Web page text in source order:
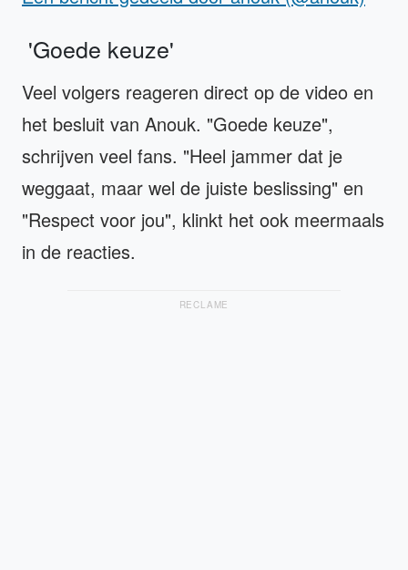
'Goede keuze'
Veel volgers reageren direct op de video en
het besluit van Anouk. "Goede keuze",
schrijven veel fans. "Heel jammer dat je
weggaat, maar wel de juiste beslissing" en
"Respect voor jou", klinkt het ook meermaals
in de reacties.
RECLAME